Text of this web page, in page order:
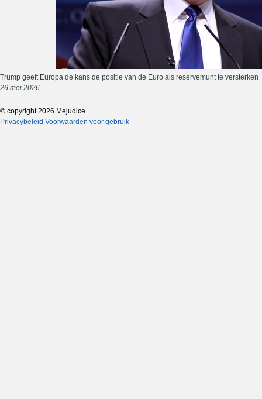
Trump geeft Europa de kans de positie van de Euro als reservemunt te versterken
26 mei 2026
© copyright 2026 Mejudice
Privacybeleid Voorwaarden voor gebruik